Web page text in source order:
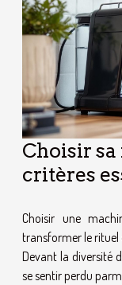
Choisir sa
critères
Choisir une
transformer le rituel
Devant la diversité
se sentir perdu